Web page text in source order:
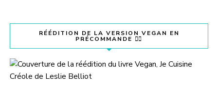
RÉÉDITION DE LA VERSION VEGAN EN
PRÉCOMMANDE 👇🏽